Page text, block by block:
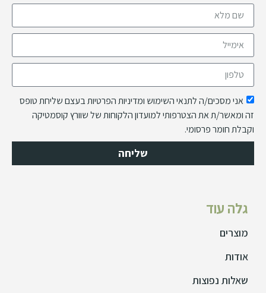
גלה עוד
מוצרים
אודות
שאלות נפוצות
אני מסכים/ה לתנאי השימוש ומדיניות הפרטיות בעצם שליחת טופס
זה ומאשר/ת את הצטרפותי למועדון הלקוחות של שוורץ קוסמטיקה
וקבלת חומר פרסומי.
שליחה